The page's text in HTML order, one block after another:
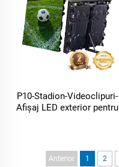
P10-Stadion-Videoclipuri-
Afișaj LED exterior pentru
Anterior 1 2